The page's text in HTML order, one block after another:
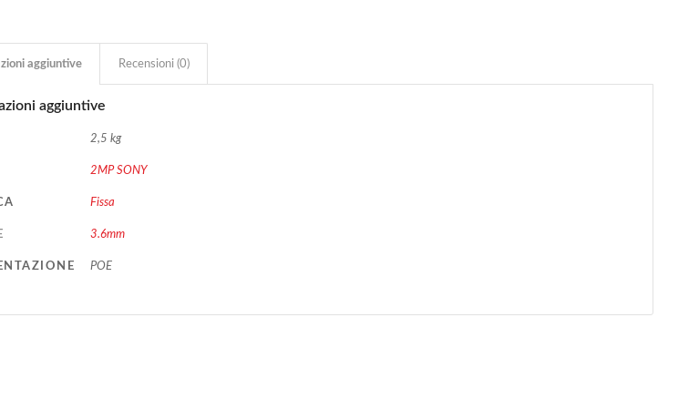
aggiuntive Recensioni (0)
aggiuntive
2,5 kg
2MP SONY
Fissa
3.6mm
POE